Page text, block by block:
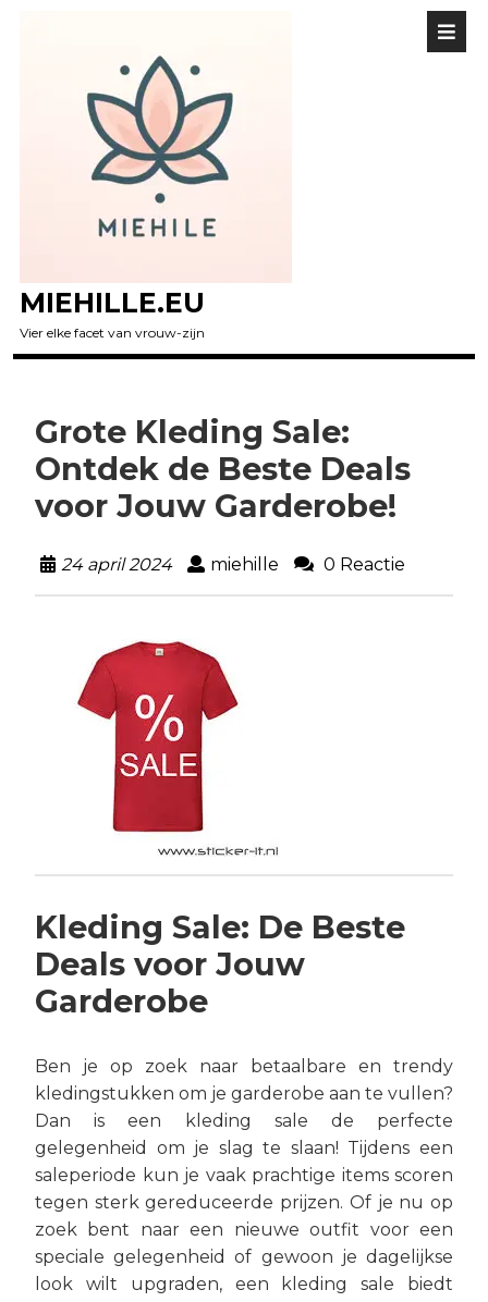
MIEHILLE.EU
Vier elke facet van vrouw-zijn
Grote Kleding Sale:
Ontdek de Beste Deals
voor Jouw Garderobe!
24 april 2024 miehille 0 Reactie
Kleding Sale: De Beste
Deals voor Jouw
Garderobe
Ben je op zoek naar betaalbare en trendy
kledingstukken om je garderobe aan te vullen?
Dan is een kleding sale de perfecte
gelegenheid om je slag te slaan! Tijdens een
saleperiode kun je vaak prachtige items scoren
tegen sterk gereduceerde prijzen. Of je nu op
zoek bent naar een nieuwe outfit voor een
speciale gelegenheid of gewoon je dagelijkse
look wilt upgraden, een kleding sale biedt